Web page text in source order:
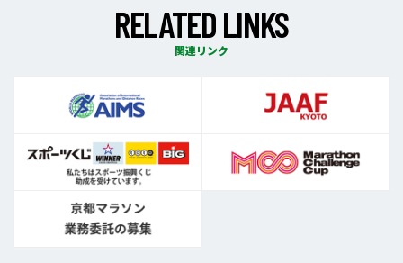
RELATEDLINKS
関連リンク